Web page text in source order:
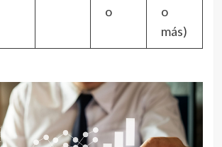
o
o
más)